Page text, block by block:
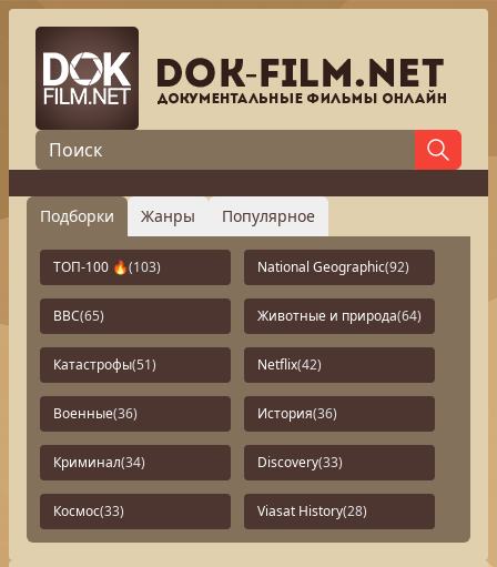
Подборки Жанры Популярное
ТОП-100 🔥(103) National Geographic(92)
BBC(65) Животные и природа(64)
Катастрофы(51) Netflix(42)
Военные(36) История(36)
Криминал(34) Discovery(33)
Космос(33) Viasat History(28)